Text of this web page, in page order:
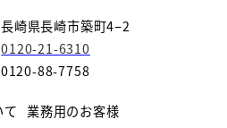
崎県長崎市築町4−2
0120-21-6310
0120-88-7758
て 業務用のお客様